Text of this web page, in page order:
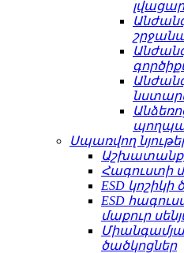
Սպառվող
Հագուստի
ESD կոշիկի
ESD
մաքուր
ծածկոցներ